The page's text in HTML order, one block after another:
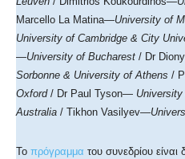
Marcello La Matina—University of
University of Cambridge & City
—University of Bucharest / Dr
Sorbonne & University of Athens /
Oxford/ Dr Paul Tyson—
Australia / Tikhon Vasilyev—
Το πρόγραμμα του συνεδρίου είναι